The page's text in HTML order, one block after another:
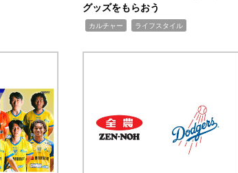
グッズをもらおう
カルチャー ライフスタイル